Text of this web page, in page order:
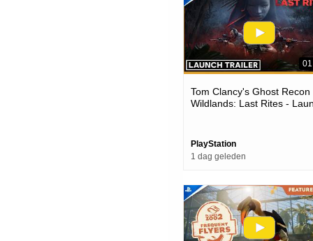
Tom Clancy's Ghost Recon
Wildlands: Last Rites -
PlayStation
1 dag geleden